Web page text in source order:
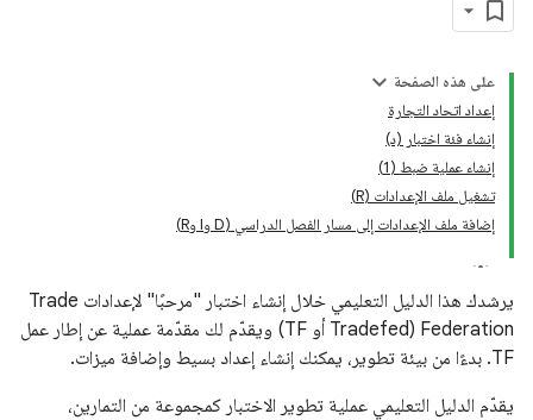
على هذه الصفحة
إعداد اتحاد التجارة
إنشاء فئة اختبار (د)
إنشاء عملية ضبط (1)
تشغيل ملف الإعدادات (R)
إضافة ملف الإعدادات إلى مسار الفصل الدراسي (D وI وR)
يرشدك هذا الدليل التعليمي خلال إنشاء اختبار "مرحبًا" لإعدادات Trade
Federation (Tradefed أو TF) ويقدّم لك مقدّمة عملية عن إطار عمل
TF. بدءًا من بيئة تطوير، يمكنك إنشاء إعداد بسيط وإضافة ميزات.
يقدّم الدليل التعليمي عملية تطوير الاختبار كمجموعة من التمارين،